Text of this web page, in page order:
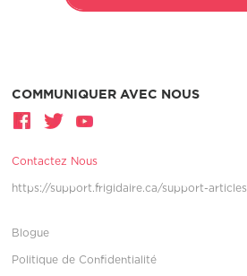
COMMUNIQUER AVEC NOUS
Contactez Nous
https://support.frigidaire.ca/support-articles
Blogue
Politique de Confidentialité